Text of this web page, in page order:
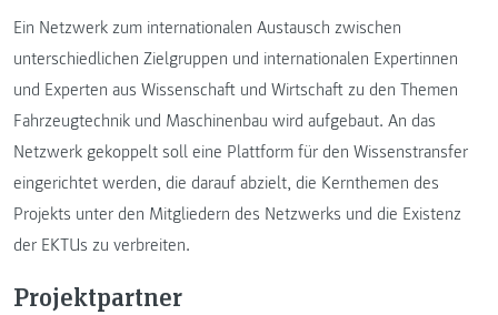
Ein Netzwerk zum internationalen Austausch zwischen
unterschiedlichen Zielgruppen und internationalen Expertinnen
und Experten aus Wissenschaft und Wirtschaft zu den Themen
Fahrzeugtechnik und Maschinenbau wird aufgebaut. An das
Netzwerk gekoppelt soll eine Plattform für den Wissenstransfer
eingerichtet werden, die darauf abzielt, die Kernthemen des
Projekts unter den Mitgliedern des Netzwerks und die Existenz
der EKTUs zu verbreiten.
Projektpartner